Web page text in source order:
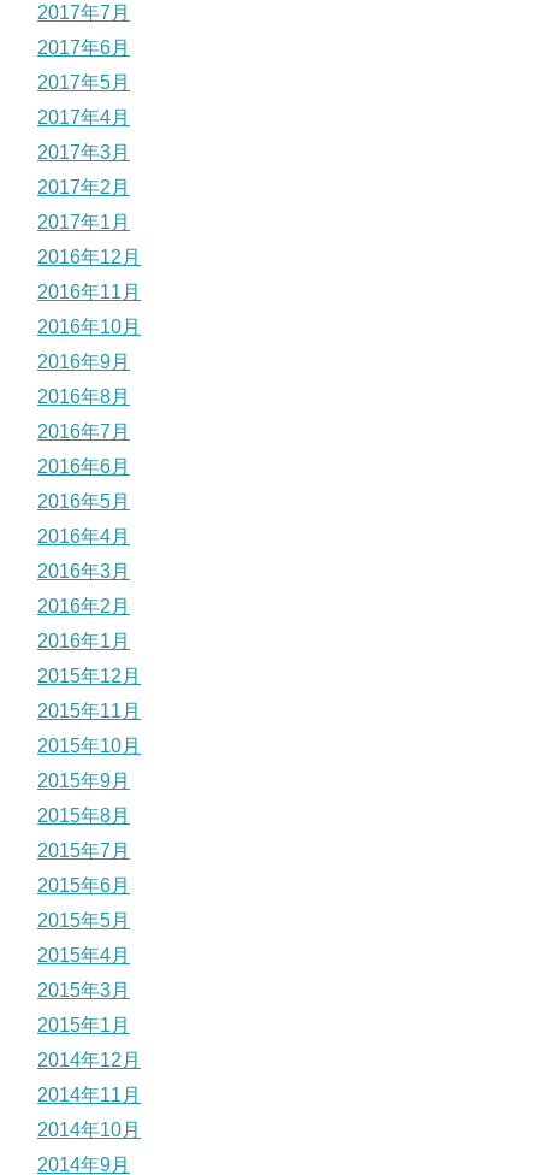
2017年7月
2017年6月
2017年5月
2017年4月
2017年3月
2017年2月
2017年1月
2016年12月
2016年11月
2016年10月
2016年9月
2016年8月
2016年7月
2016年6月
2016年5月
2016年4月
2016年3月
2016年2月
2016年1月
2015年12月
2015年11月
2015年10月
2015年9月
2015年8月
2015年7月
2015年6月
2015年5月
2015年4月
2015年3月
2015年1月
2014年12月
2014年11月
2014年10月
2014年9月